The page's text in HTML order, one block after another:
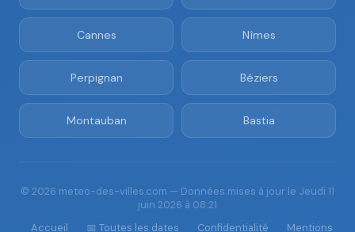
Cannes Nîmes
Perpignan Béziers
Montauban Bastia
© 2026 meteo-des-villes.com — Données mises à jour le Jeudi 11
juin 2026 à 08:21
Accueil
📅 Toutes les dates Confidentialité Mentions